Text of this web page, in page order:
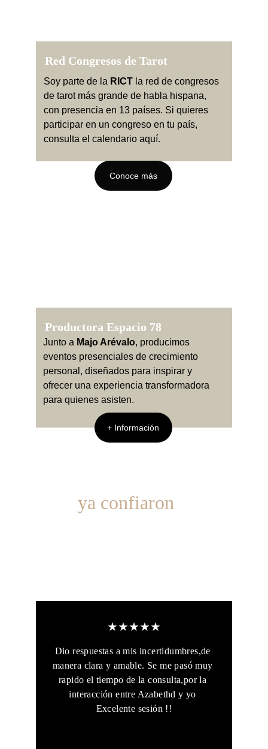
Red Congresos de Tarot
Conoce más
+ Información
Soy parte de la RICT la red de congresos
de tarot más grande de habla hispana,
con presencia en 13 países. Si quieres
participar en un congreso en tu país,
consulta el calendario aquí.
Productora Espacio 78
Junto a Majo Arévalo, producimos
eventos presenciales de crecimiento
personal, diseñados para inspirar y
ofrecer una experiencia transformadora
para quienes asisten.
que ya confiaron
Dio respuestas a mis incertidumbres,de
manera clara y amable. Se me pasó muy
rapido el tiempo de la consulta,por la
interacción entre Azabethd y yo
Excelente sesión !!
★★★★★